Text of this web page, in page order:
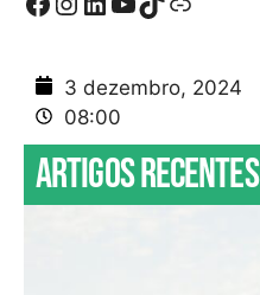
3 dezembro, 2024
08:00
Artigos recentes